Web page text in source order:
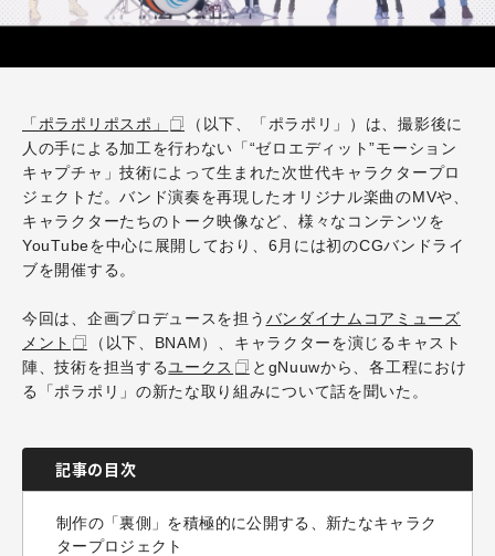
「ポラポリポスポ」
（以下、「ポラポリ」）は、撮影後に
人の手による加工を行わない「“ゼロエディット”モーション
キャプチャ」技術によって生まれた次世代キャラクタープロ
ジェクトだ。バンド演奏を再現したオリジナル楽曲のMVや、
キャラクターたちのトーク映像など、様々なコンテンツを
YouTubeを中心に展開しており、6月には初のCGバンドライ
ブを開催する。
今回は、企画プロデュースを担う バンダイナムコアミューズ
メント
（以下、BNAM）、キャラクターを演じるキャスト
陣、技術を担当するユークス
とgNuuwから、各工程におけ
る「ポラポリ」の新たな取り組みについて話を聞いた。
記事の目次
制作の「裏側」を積極的に公開する、新たなキャラク
タープロジェクト